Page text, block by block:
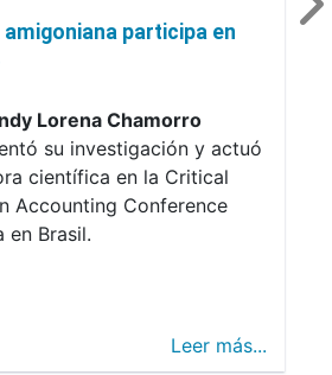
participa en
Lorena Chamorro
su investigación y actuó
científica en la Critical
Accounting Conference
en Brasil.
Leer más...